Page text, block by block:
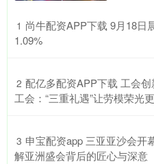
1 尚牛配资APP下载 9月18日
1.09%
2 配亿多配资APP下载 工会
工会：“三重礼遇”让劳模荣光
3 申宝配资app 三亚亚沙会开
解亚洲盛会背后的匠心与深意